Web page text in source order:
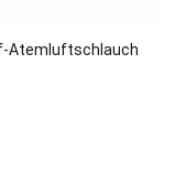
Atemluftschlauch